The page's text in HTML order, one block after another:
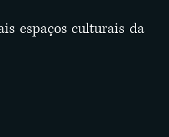
espaços culturais da